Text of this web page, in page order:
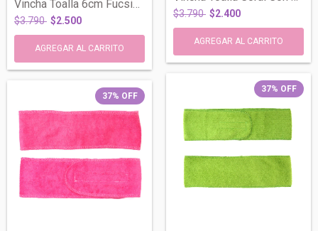
Vincha Toalla 6cm Fucsia Abrojo Cosmetol...
$3.790 $2.500
$3.790 $2.400
37% OFF
37% OFF